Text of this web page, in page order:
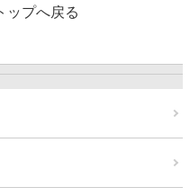
ップへ戻る